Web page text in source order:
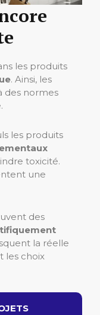
les produits
. Ainsi, les
des normes
les produits
toxicité.
une
des
la réelle
les choix